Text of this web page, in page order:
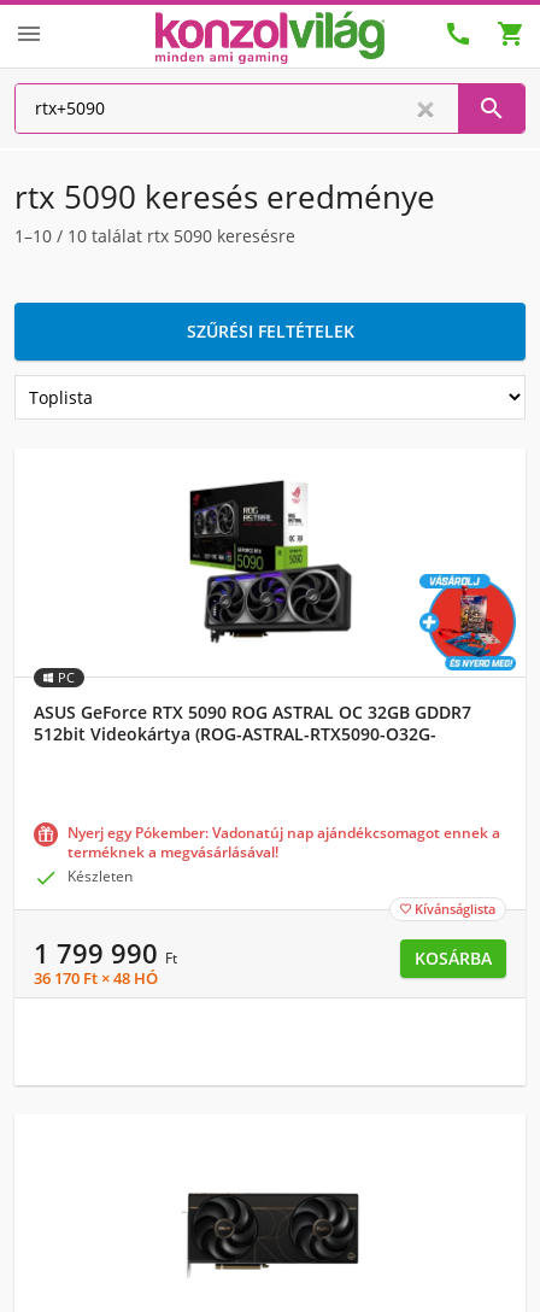
  

rtx 5090 keresés eredménye
1–10 / 10 találat rtx 5090 keresésre
SZŰRÉSI FELTÉTELEK
PC
ASUS GeForce RTX 5090 ROG ASTRAL OC 32GB GDDR7
512bit Videokártya (ROG-ASTRAL-RTX5090-O32G-
Nyerj egy Pókember: Vadonatúj nap ajándékcsomagot ennek a
terméknek a megvásárlásával!
 Készleten
 Kívánságlista
1 799 990 Ft
36 170 Ft × 48 HÓ
KOSÁRBA